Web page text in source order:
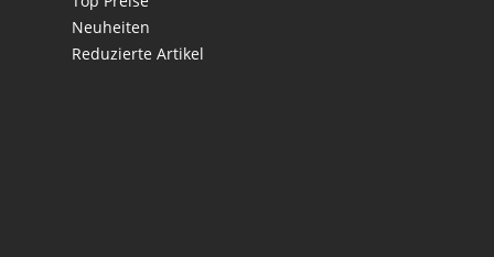
Neuheiten
Reduzierte Artikel